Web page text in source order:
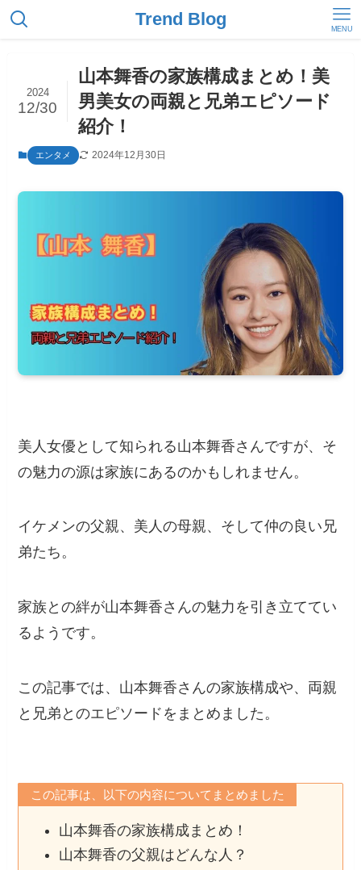
Trend Blog MENU
山本舞香の家族構成まとめ！美
男美女の両親と兄弟エピソード
紹介！
2024
12/30
エンタメ 2024年12月30日
美人女優として知られる山本舞香さんですが、そ
の魅力の源は家族にあるのかもしれません。
イケメンの父親、美人の母親、そして仲の良い兄
弟たち。
家族との絆が山本舞香さんの魅力を引き立ててい
るようです。
この記事では、山本舞香さんの家族構成や、両親
と兄弟とのエピソードをまとめました。
この記事は、以下の内容についてまとめました
山本舞香の家族構成まとめ！
山本舞香の父親はどんな人？